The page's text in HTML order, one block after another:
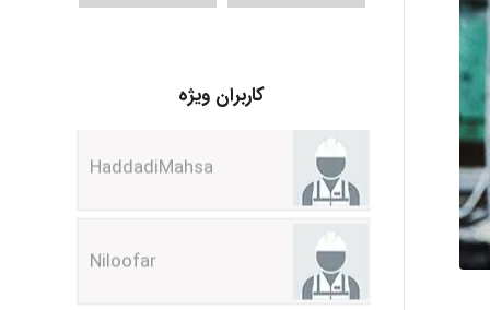
کاربران ویژه
Niloofar
USER124